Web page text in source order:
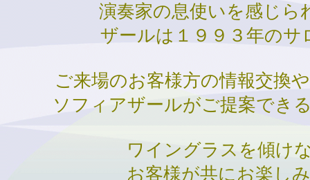
演奏家の息使いを感じ
ザールは１９９３年の
ご来場のお客様方の情報交換
ソフィアザールがご提案でき
ワイングラスを傾け
お客様が共にお楽し